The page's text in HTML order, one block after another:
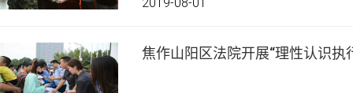
焦作山阳区法院开展“理性认识执